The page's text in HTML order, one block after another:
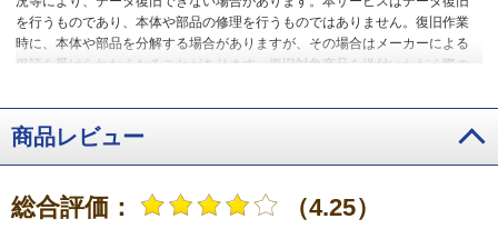
を行うものであり、本体や部品の修理を行うものではありません。復旧作業
時に、本体や部品を分解する場合がありますが、その場合はメーカーによる
保証を受けられなくなることがあります。復旧対象商品を送付いただく際の
商品レビュー
総合評価： （4.25）